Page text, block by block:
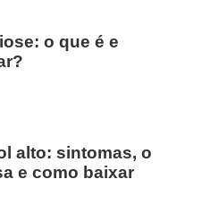
o que é e
alto: sintomas, o
e como baixar